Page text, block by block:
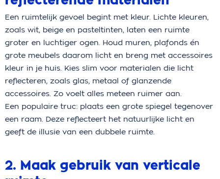
Een ruimtelijk gevoel begint met kleur. Lichte kleuren,
zoals wit, beige en pasteltinten, laten een ruimte
groter en luchtiger ogen. Houd muren, plafonds én
grote meubels daarom licht en breng met accessoires
kleur in je huis. Kies slim voor materialen die licht
reflecteren, zoals glas, metaal of glanzende
accessoires. Zo voelt alles meteen ruimer aan.
Een populaire truc: plaats een grote spiegel tegenover
een raam. Deze reflecteert het natuurlijke licht en
geeft de illusie van een dubbele ruimte.
2. Maak gebruik van verticale